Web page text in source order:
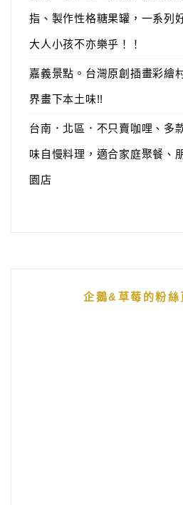
指、製作性格糖果罐，一系列
大人小孩不亦樂乎！！
嘉義景點。台灣原創插畫彩繪
界畫下本土味!!
台南．北區．不只賣咖哩、多
味自慢料理，適合家庭聚餐、
園店
企鵝&草莓的粉絲